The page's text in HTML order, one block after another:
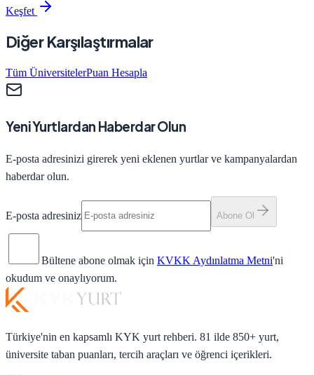
Keşfet
Diğer Karşılaştırmalar
Tüm ÜniversitelerPuan Hesapla
Yeni Yurtlardan Haberdar Olun
E-posta adresinizi girerek yeni eklenen yurtlar ve kampanyalardan
haberdar olun.
E-posta adresiniz Abone Ol
Bültene abone olmak için KVKK Aydınlatma Metni'ni
okudum ve onaylıyorum.
Türkiye'nin en kapsamlı KYK yurt rehberi. 81 ilde 850+ yurt,
üniversite taban puanları, tercih araçları ve öğrenci içerikleri.